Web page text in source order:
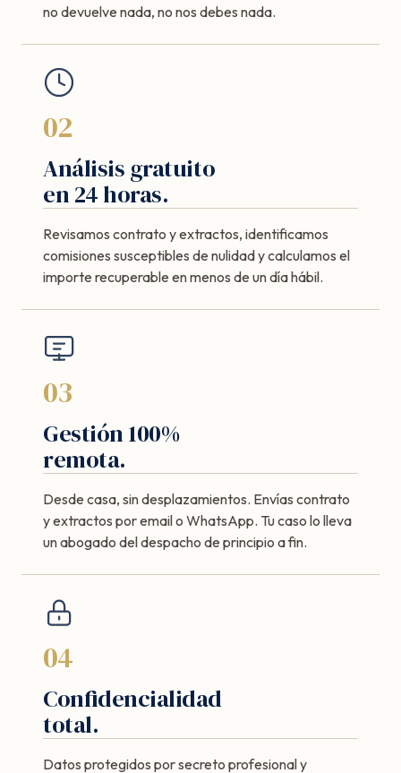
no devuelve nada, no nos debes nada.
02
Análisis gratuito
en 24 horas.
Revisamos contrato y extractos, identificamos
comisiones susceptibles de nulidad y calculamos el
importe recuperable en menos de un día hábil.
03
Gestión 100%
remota.
Desde casa, sin desplazamientos. Envías contrato
y extractos por email o WhatsApp. Tu caso lo lleva
un abogado del despacho de principio a fin.
04
Confidencialidad
total.
Datos protegidos por secreto profesional y